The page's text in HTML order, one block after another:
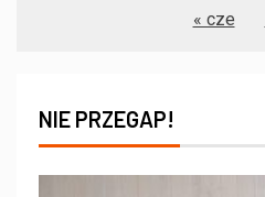
« cze
NIE PRZEGAP!